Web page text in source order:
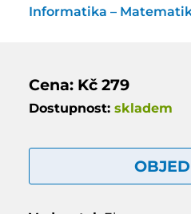
Informatika –
Cena: Kč 279
Dostupnost: skladem